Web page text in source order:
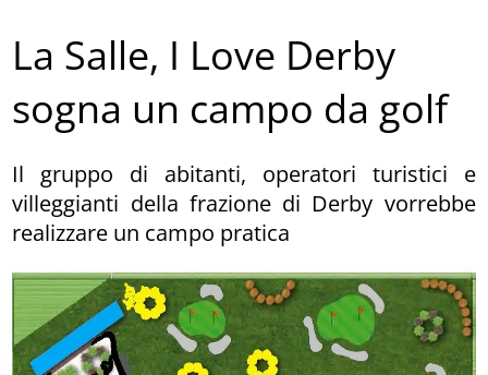
La Salle, I Love Derby
sogna un campo da golf
Il gruppo di abitanti, operatori turistici e
villeggianti della frazione di Derby vorrebbe
realizzare un campo pratica